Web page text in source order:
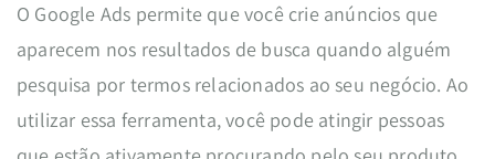
O Google Ads permite que você crie anúncios que
aparecem nos resultados de busca quando alguém
pesquisa por termos relacionados ao seu negócio. Ao
utilizar essa ferramenta, você pode atingir pessoas